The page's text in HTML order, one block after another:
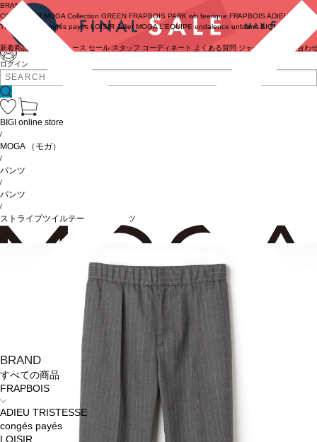
ログイン
BRAND
COUTURIER MOGA Collection GREEN FRAPBOIS PARK wb feerique FRAPBOIS ADIEU
TRISTESSE
congés payés LOISIR Julier MOGA L'EQUIPE endalence unbilanc BIGI online store
新着商品 ニュース セール スタッフ コーディネート よくある質問 ジャーナル お問い合わ
BRAND
すべての商品
FRAPBOIS
ADIEU TRISTESSE
congés payés
LOISIR
BIGI online store
/
MOGA （モガ）
/
パンツ
/
パンツ
/
ストライプツイルテーパードパンツ